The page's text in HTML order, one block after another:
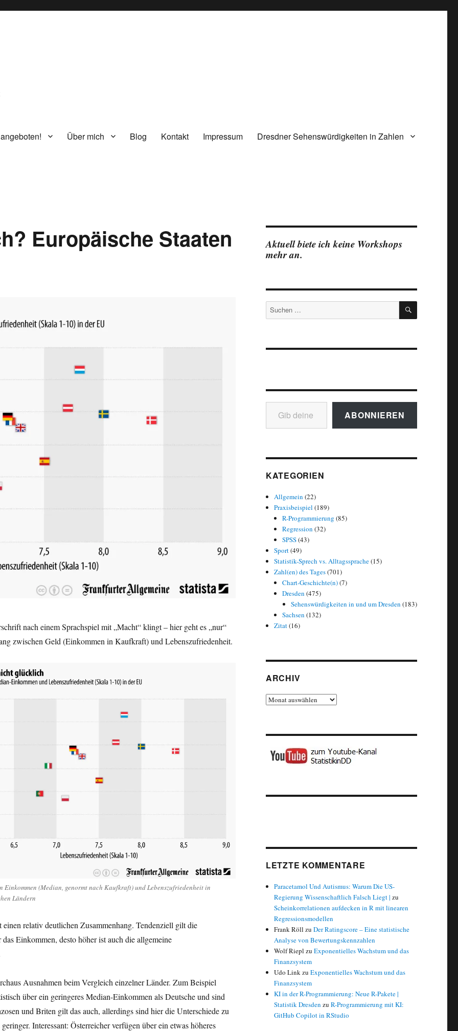
Über mich Blog Kontakt Impressum
Dresdner Sehenswürdigkeiten in Zahlen
Europäische Staaten
nach einem Sprachspiel mit „Macht“ klingt – hier geht es „nur“
zwischen Geld (Einkommen in Kaufkraft) und Lebenszufriedenheit.
Einkommen (Median, genormt nach Kaufkraft) und Lebenszufriedenheit in
Ländern
relativ deutlichen Zusammenhang. Tendenziell gilt die
das Einkommen, desto höher ist auch die allgemeine
Ausnahmen beim Vergleich einzelner Länder. Zum Beispiel
über ein geringeres Median-Einkommen als Deutsche und sind
und Briten gilt das auch, allerdings sind hier die Unterschiede zu
Interessant: Österreicher verfügen über ein etwas höheres
Aktuell biete ich keine Workshops
mehr an.
Suchen
nach:
SUCHEN
Gib deine E-Mail-Adresse ein ...
ABONNIEREN
KATEGORIEN
Allgemein (22)
Praxisbeispiel (189)
R-Programmierung (85)
Regression (32)
SPSS(43)
Sport(49)
Statistik-Sprech vs. Alltagssprache(15)
Zahl(en) des Tages(701)
Chart-Geschichte(n)(7)
Dresden (475)
Sehenswürdigkeiten in und um Dresden (183)
Sachsen (132)
Zitat(16)
ARCHIV
Archiv
LETZTE KOMMENTARE
Paracetamol Und Autismus: Warum Die US-
Regierung Wissenschaftlich Falsch Liegt | zu
Scheinkorrelationen aufdecken in R mit linearen
Regressionsmodellen
Frank Röll zuDer Ratingscore – Eine statistische
Analyse von Bewertungskennzahlen
Wolf Riepl zuExponentielles Wachstum und das
Finanzsystem
Udo LinkzuExponentielles Wachstum und das
Finanzsystem
KI in der R-Programmierung: Neue R-Pakete |
Statistik Dresden zuR-Programmierung mit KI:
GitHub Copilot in RStudio